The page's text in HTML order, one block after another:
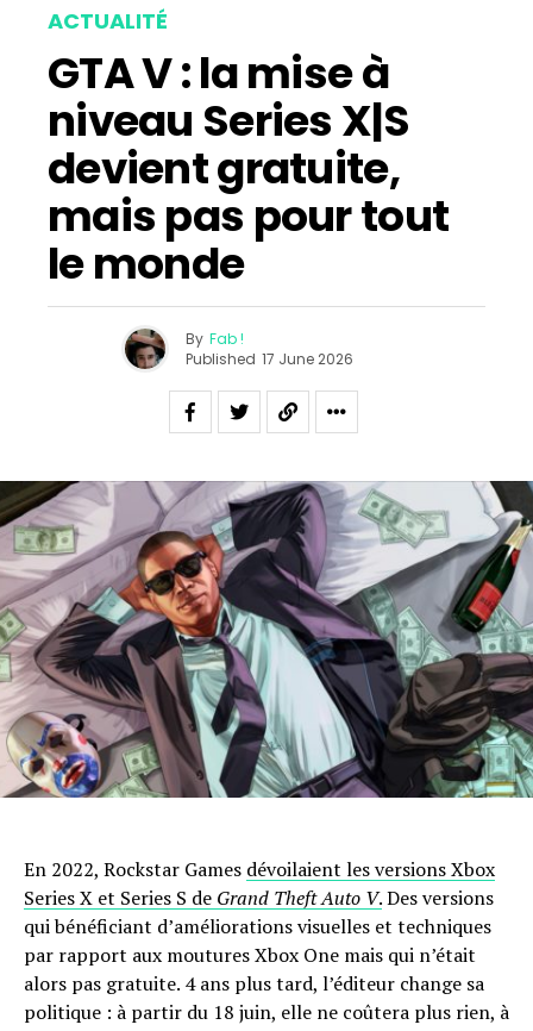
ACTUALITÉ
GTA V : la mise à
niveau Series X|S
devient gratuite,
mais pas pour tout
le monde
By Fab !
Published 17 June 2026
En 2022, Rockstar Games dévoilaient les versions Xbox
Series X et Series S de Grand Theft Auto V.Des versions
qui bénéficiant d’améliorations visuelles et techniques
par rapport aux moutures Xbox One mais qui n’était
alors pas gratuite. 4 ans plus tard, l’éditeur change sa
politique : à partir du 18 juin, elle ne coûtera plus rien, à